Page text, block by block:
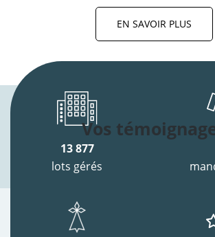
EN SAVOIR PLUS
Vos
13 877
lots gérés